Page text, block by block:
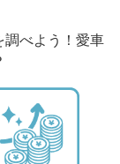
調べよう！愛車